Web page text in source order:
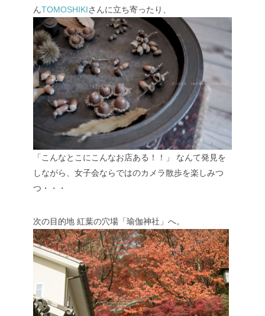
んTOMOSHIKIさんに立ち寄ったり、
「こんなとこにこんなお店ある！！」
なんて発見を
しながら、女子会ならではのカメラ散歩を楽しみつ
つ・・・
次の目的地 紅葉の穴場「瑜伽神社」へ。